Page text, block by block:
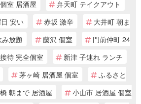
室 居酒屋
弁天町 テイクアウト
安い
赤坂 激辛
大井町 朝ま
み放題 藤沢 個室
門前仲町 24
待 完全個室
新津 子連れ ランチ
茅ヶ崎 居酒屋 個室
ふるさと
朝まで 居酒屋
小山市 居酒屋 個室